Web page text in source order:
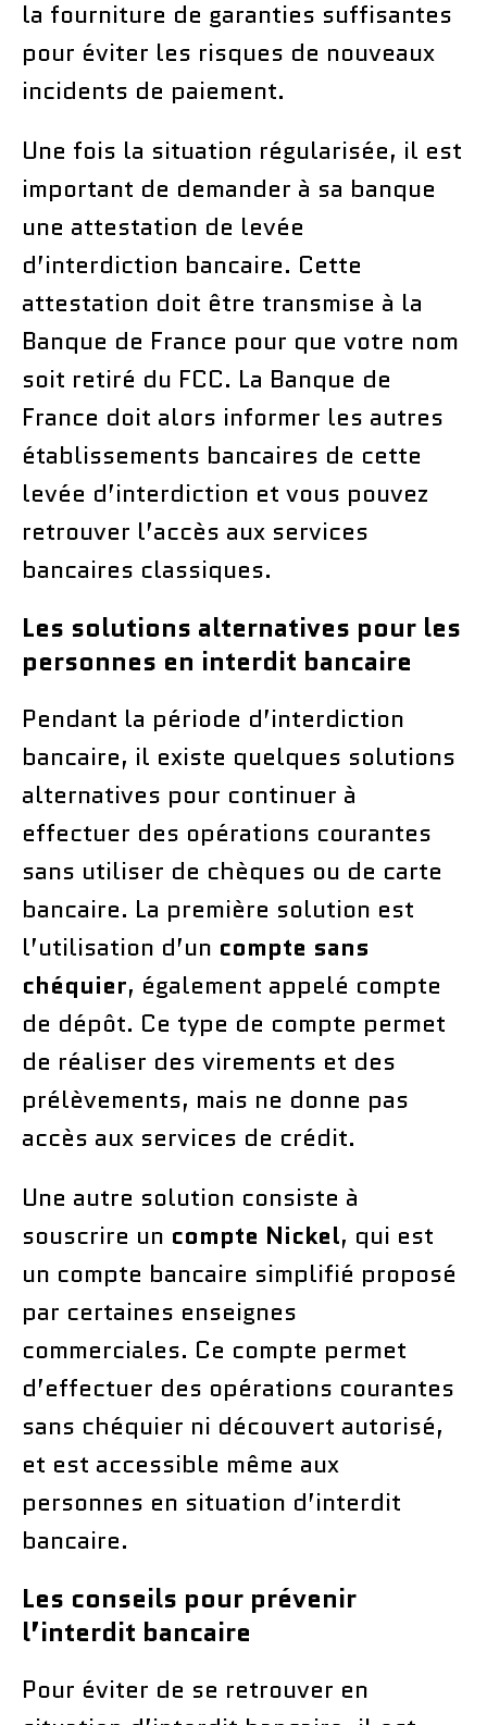
la fourniture de garanties suffisantes
pour éviter les risques de nouveaux
incidents de paiement.
Une fois la situation régularisée, il est
important de demander à sa banque
une attestation de levée
d’interdiction bancaire. Cette
attestation doit être transmise à la
Banque de France pour que votre nom
soit retiré du FCC. La Banque de
France doit alors informer les autres
établissements bancaires de cette
levée d’interdiction et vous pouvez
retrouver l’accès aux services
bancaires classiques.
Les solutions alternatives pour les
personnes en interdit bancaire
Pendant la période d’interdiction
bancaire, il existe quelques solutions
alternatives pour continuer à
effectuer des opérations courantes
sans utiliser de chèques ou de carte
bancaire. La première solution est
l’utilisation d’un compte sans
chéquier, également appelé compte
de dépôt. Ce type de compte permet
de réaliser des virements et des
prélèvements, mais ne donne pas
accès aux services de crédit.
Une autre solution consiste à
souscrire un compte Nickel, qui est
un compte bancaire simplifié proposé
par certaines enseignes
commerciales. Ce compte permet
d’effectuer des opérations courantes
sans chéquier ni découvert autorisé,
et est accessible même aux
personnes en situation d’interdit
bancaire.
Les conseils pour prévenir
l’interdit bancaire
Pour éviter de se retrouver en